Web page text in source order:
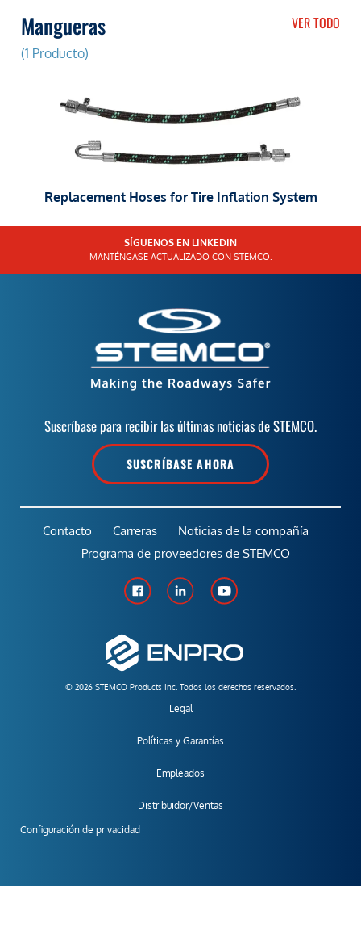
Mangueras
(1 Producto)
VER TODO
Replacement Hoses for Tire Inflation System
SÍGUENOS EN LINKEDIN
MANTÉNGASE ACTUALIZADO CON STEMCO.
Suscríbase para recibir las últimas noticias de STEMCO.
SUSCRÍBASE AHORA
© 2026 STEMCO Products Inc. Todos los derechos reservados.
Legal
Políticas y Garantías
Empleados
Distribuidor/Ventas
Configuración de privacidad
Contacto Carreras
Noticias de la compañía
Programa de proveedores de STEMCO